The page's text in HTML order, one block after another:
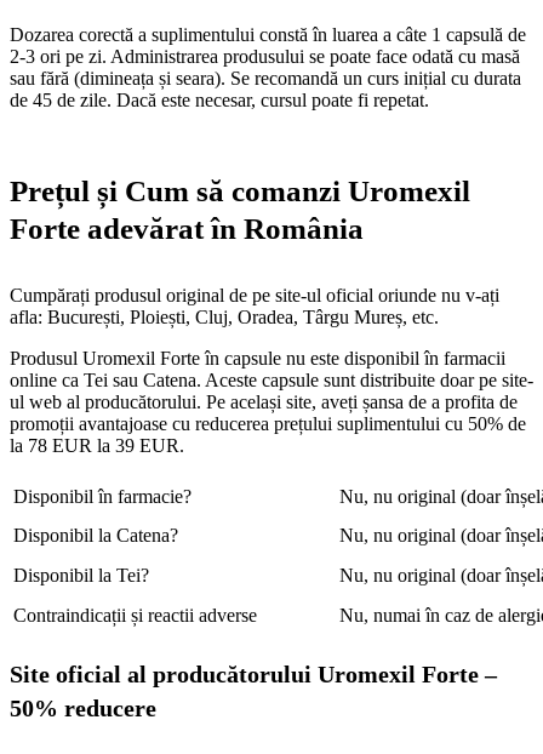
Dozarea corectă a suplimentului constă în luarea a câte 1 capsulă de
2-3 ori pe zi. Administrarea produsului se poate face odată cu masă
sau fără (dimineața și seara). Se recomandă un curs inițial cu durata
de 45 de zile. Dacă este necesar, cursul poate fi repetat.
Prețul și Cum să comanzi Uromexil
Forte adevărat în România
Cumpărați produsul original de pe site-ul oficial oriunde nu v-ați
afla: București, Ploiești, Cluj, Oradea, Târgu Mureș, etc.
Produsul Uromexil Forte în capsule nu este disponibil în farmacii
online ca Tei sau Catena. Aceste capsule sunt distribuite doar pe site-
ul web al producătorului. Pe același site, aveți șansa de a profita de
promoții avantajoase cu reducerea prețului suplimentului cu 50% de
la 78 EUR la 39 EUR.
Disponibil în farmacie?
Nu, nu original (doar
Disponibil la Catena?
Nu, nu original (doar
Disponibil la Tei?
Nu, nu original (doar
Contraindicații și reactii adverse
Nu, numai în caz de
Site oficial al producătorului Uromexil Forte –
50% reducere